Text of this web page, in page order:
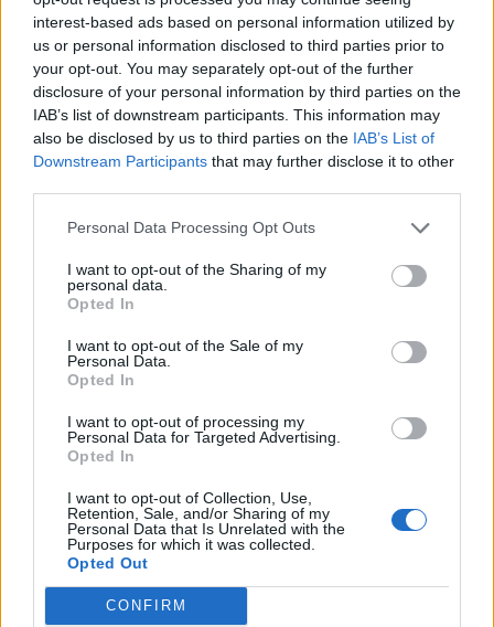
interest-based ads based on personal information utilized by
us or personal information disclosed to third parties prior to
your opt-out. You may separately opt-out of the further
disclosure of your personal information by third parties on the
IAB’s list of downstream participants. This information may
also be disclosed by us to third parties on the IAB’s List of
Downstream Participants that may further disclose it to other
Personal Data Processing Opt Outs
I want to opt-out of the Sharing of my
personal data.
Opted In
I want to opt-out of the Sale of my
Personal Data.
Opted In
I want to opt-out of processing my
Personal Data for Targeted Advertising.
Opted In
I want to opt-out of Collection, Use,
Retention, Sale, and/or Sharing of my
Personal Data that Is Unrelated with the
Purposes for which it was collected.
Opted Out
CONFIRM
Staran luetuimmat
1
UUTISET
Leskeneläke ei kuulu kaikille –
Kela muistuttaa tärkeästä
ikärajasta